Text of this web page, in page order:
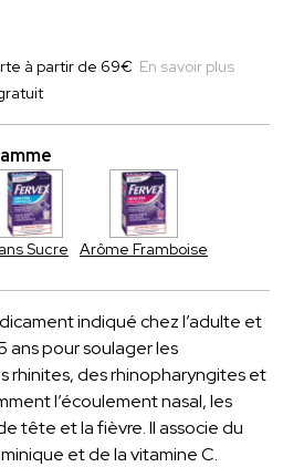
à partir de 69€ En savoir plus
Sucre Arôme Framboise
indiqué chez l’adulte et
ans pour soulager les
rhinites, des rhinopharyngites et
l’écoulement nasal, les
tête et la fièvre. Il associe du
et de la vitamine C.